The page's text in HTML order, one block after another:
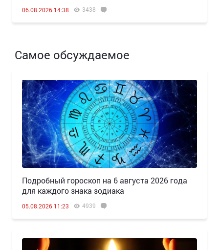
06.08.2026 14:38 3438
Самое обсуждаемое
Подробный гороскоп на 6 августа 2026 года
для каждого знака зодиака
05.08.2026 11:23 4939